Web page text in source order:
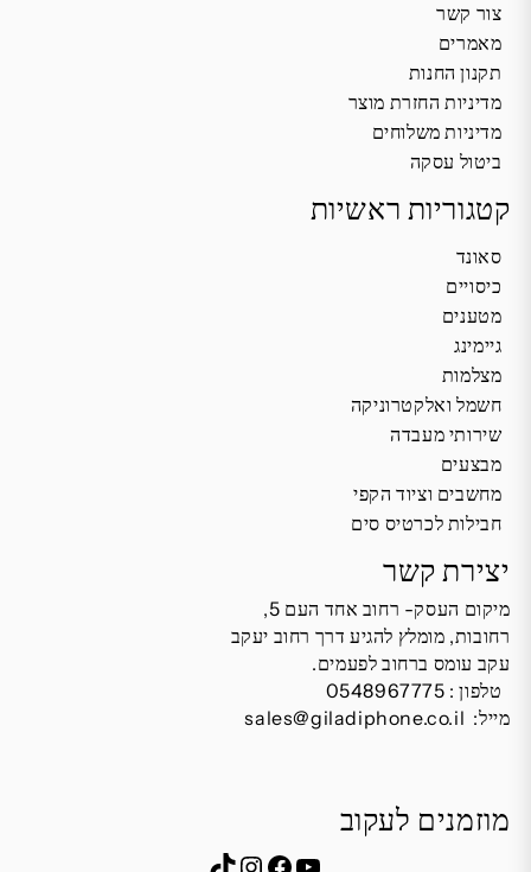
צור קשר
מאמרים
תקנון החנות
מדיניות החזרת מוצר
מדיניות משלוחים
ביטול עסקה
קטגוריות ראשיות
סאונד
כיסויים
מטענים
גיימינג
מצלמות
חשמל ואלקטרוניקה
שירותי מעבדה
מבצעים
מחשבים וציוד הקפי
חבילות לכרטיס סים
יצירת קשר
מיקום העסק- רחוב אחד העם 5,
רחובות, מומלץ להגיע דרך רחוב יעקב
עקב עומס ברחוב לפעמים.
טלפון : 0548967775
מייל: sales@giladiphone.co.il
מוזמנים לעקוב
YouTube
Facebook
Instagram
TikTok